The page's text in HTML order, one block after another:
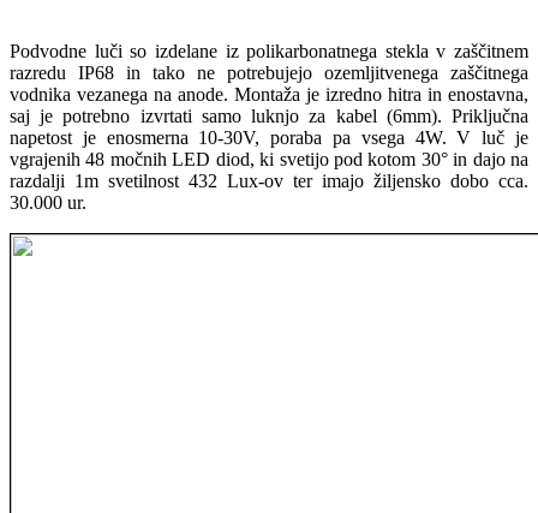
Podvodne luči so izdelane iz polikarbonatnega stekla v zaščitnem
razredu IP68 in tako ne potrebujejo ozemljitvenega zaščitnega
vodnika vezanega na anode. Montaža je izredno hitra in enostavna,
saj je potrebno izvrtati samo luknjo za kabel (6mm). Priključna
napetost je enosmerna 10-30V, poraba pa vsega 4W. V luč je
vgrajenih 48 močnih LED diod, ki svetijo pod kotom 30° in dajo na
razdalji 1m svetilnost 432 Lux-ov ter imajo žiljensko dobo cca.
30.000 ur.